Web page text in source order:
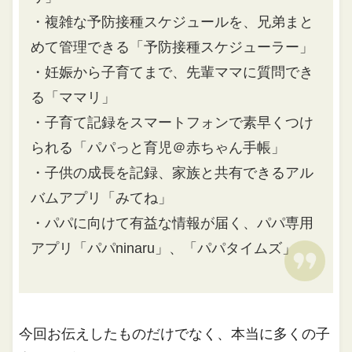
・複雑な予防接種スケジュールを、兄弟まと
めて管理できる「予防接種スケジューラー」
・妊娠から子育てまで、先輩ママに質問でき
る「ママリ」
・子育て記録をスマートフォンで素早くつけ
られる「パパっと育児＠赤ちゃん手帳」
・子供の成長を記録、家族と共有できるアル
バムアプリ「みてね」
・パパに向けて有益な情報が届く、パパ専用
アプリ「パパninaru」、「パパタイムズ」
今回お伝えしたものだけでなく、本当に多くの子